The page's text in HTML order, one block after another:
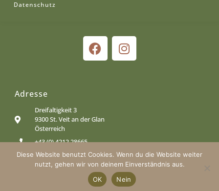
Adresse
Dreifaltigkeit 3
9300 St. Veit an der Glan
Österreich
+43 (0) 4212 28665
office@jaegerwirt-dreifaltigkeit.at
Datenschutz
Diese Website benutzt Cookies. Wenn du die Website weiter
nutzt, gehen wir von deinem Einverständnis aus.
OK
Nein